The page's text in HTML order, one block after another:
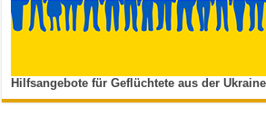
Hilfsangebote für Geflüchtete aus der Ukraine